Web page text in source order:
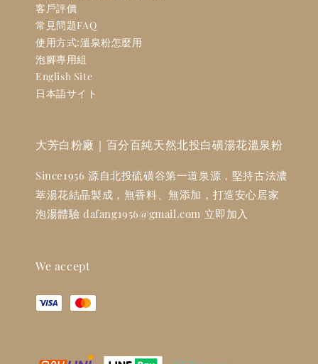
客戶評價
常見問題FAQ
使用方式:溫泉粉怎麼用
泡腳專用組
English Site
日本語サイト
大芳白粉廠｜百分百純天然北投白磺湯花溫泉粉
Since1956 源自北投硫磺谷第一道泉源，堅持古法濃
萃湯花結晶製成，無香料、無添加，打造安心居家
泡湯體驗 dafang1956@gmail.com 立即加入
We accept